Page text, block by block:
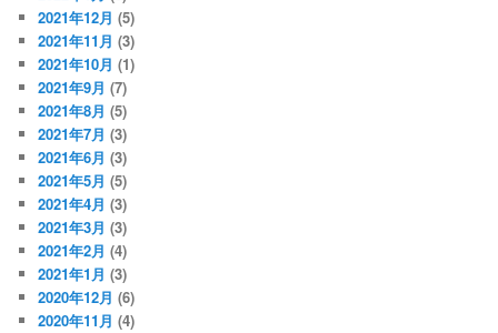
2021年12月 (5)
2021年11月 (3)
2021年10月 (1)
2021年9月 (7)
2021年8月 (5)
2021年7月 (3)
2021年6月 (3)
2021年5月 (5)
2021年4月 (3)
2021年3月 (3)
2021年2月 (4)
2021年1月 (3)
2020年12月 (6)
2020年11月 (4)